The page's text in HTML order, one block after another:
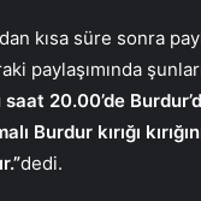
kısa süre sonra
paylaşımında
20.00’de
Burdur kırığı
dedi.